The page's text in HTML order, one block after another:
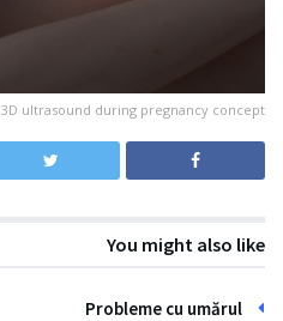
3D ultrasound during pregnancy concept
You might also like
Probleme cu umărul